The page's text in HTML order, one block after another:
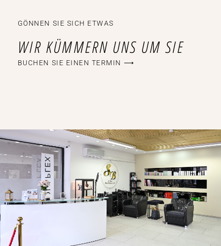
GÖNNEN SIE SICH ETWAS
WIR KÜMMERN UNS UM SIE
BUCHEN SIE EINEN TERMIN ⟶